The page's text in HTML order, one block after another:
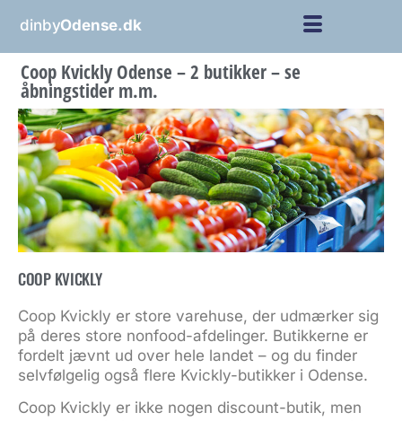
dinbyOdense.dk
Coop Kvickly Odense – 2 butikker – se
åbningstider m.m.
COOP KVICKLY
Coop Kvickly er store varehuse, der udmærker sig
på deres store nonfood-afdelinger. Butikkerne er
fordelt jævnt ud over hele landet – og du finder
selvfølgelig også flere Kvickly-butikker i Odense.
Coop Kvickly er ikke nogen discount-butik, men